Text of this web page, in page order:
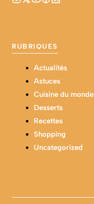
RUBRIQUES
Actualités
Astuces
Cuisine du monde
Desserts
Recettes
Shopping
Uncategorized